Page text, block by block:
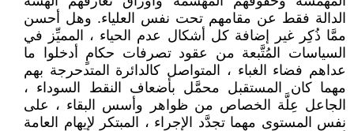
الدالة فقط عن مقامهم تحت نفس العلياء. وهل أحسن
ممَّا ذُكِر غير إضافة كل أشكال عدم الحياء ، المميِّز في
السياسات المُتَّبعة من عقود تصرفات حكامٍ أدخلوا ما
عداهم فضاء الغباء ، المتواصل كالدائرة المتدحرجة بهم
مهما كان المستقبل محمَّل بأضعاف النقط السوداء ،
الجاعل عِلَّة الخصاص من ظواهر وأسس البقاء ، على
نفس المستوى مهما تجدَّد الإجراء ، المبتكر لإيهام العامة